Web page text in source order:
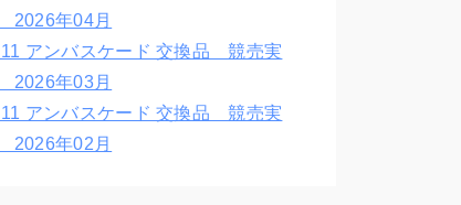
年04月
アンバスケード 交換品 競売実
年03月
アンバスケード 交換品 競売実
年02月